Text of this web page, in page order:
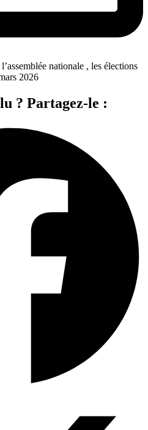
nationale , les élections
2026
? Partagez-le :